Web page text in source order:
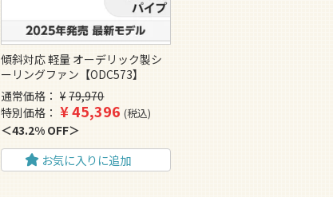
傾斜対応 軽量 オーデリック製シ
ーリングファン【ODC573】
通常価格
¥ 79,970
特別価格
¥45,396 税込
43.2% OFF
お気に入りに追加